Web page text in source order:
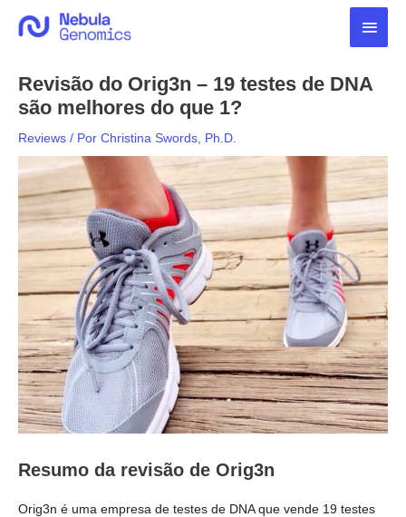
para
Revisão do Orig3n – 19 testes de DNA
são melhores do que 1?
Reviews / Por Christina Swords, Ph.D.
Resumo da revisão de Orig3n
Orig3n é uma empresa de testes de DNA que vende 19 testes